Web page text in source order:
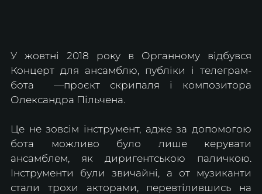
У жовтні 2018 року в Органному відбувся
Концерт для ансамблю, публіки і телеграм-
бота  —проєкт скрипаля і композитора
Олександра Пільчена.
Це не зовсім інструмент, адже за допомогою
бота можливо було лише керувати
ансамблем, як диригентською паличкою.
Інструменти були звичайні, а от музиканти
стали трохи акторами, перевтілившись на